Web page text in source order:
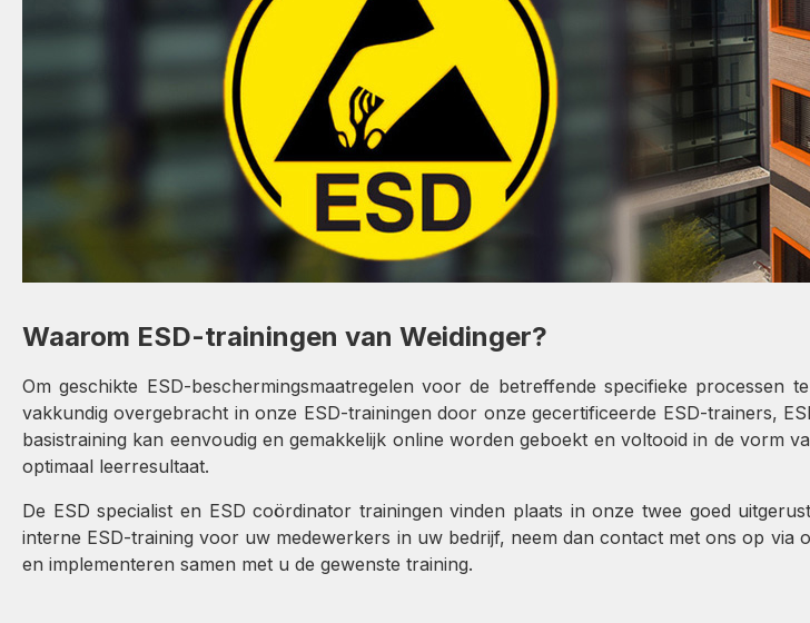
Waarom ESD-trainingen van Weidinger?
Om geschikte ESD-beschermingsmaatregelen voor de betreffende specifieke
vakkundig overgebracht in onze ESD-trainingen door onze gecertificeerde ESD-trainers,
basistraining kan eenvoudig en gemakkelijk online worden geboekt en voltooid in de vorm
optimaal leerresultaat.
De ESD specialist en ESD coördinator trainingen vinden plaats in onze twee goed
interne ESD-training voor uw medewerkers in uw bedrijf, neem dan contact met ons op
en implementeren samen met u de gewenste training.